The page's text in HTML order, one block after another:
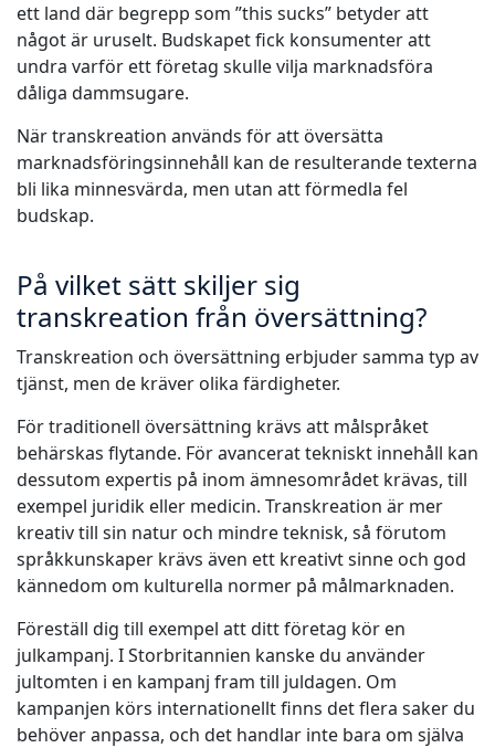
ett land där begrepp som ”this sucks” betyder att
något är uruselt. Budskapet fick konsumenter att
undra varför ett företag skulle vilja marknadsföra
dåliga dammsugare.
När transkreation används för att översätta
marknadsföringsinnehåll kan de resulterande texterna
bli lika minnesvärda, men utan att förmedla fel
budskap.
På vilket sätt skiljer sig
transkreation från översättning?
Transkreation och översättning erbjuder samma typ av
tjänst, men de kräver olika färdigheter.
För traditionell översättning krävs att målspråket
behärskas flytande. För avancerat tekniskt innehåll kan
dessutom expertis på inom ämnesområdet krävas, till
exempel juridik eller medicin. Transkreation är mer
kreativ till sin natur och mindre teknisk, så förutom
språkkunskaper krävs även ett kreativt sinne och god
kännedom om kulturella normer på målmarknaden.
Föreställ dig till exempel att ditt företag kör en
julkampanj. I Storbritannien kanske du använder
jultomten i en kampanj fram till juldagen. Om
kampanjen körs internationellt finns det flera saker du
behöver anpassa, och det handlar inte bara om själva